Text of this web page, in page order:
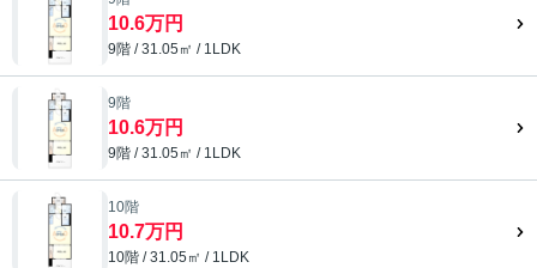
10.6万円
9階 / 31.05㎡ / 1LDK
9階
10.6万円
9階 / 31.05㎡ / 1LDK
10階
10.7万円
10階 / 31.05㎡ / 1LDK